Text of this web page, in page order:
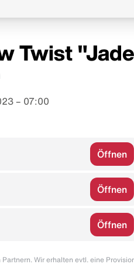
Twist
– 07:00
Öffnen
Öffnen
Öffnen
Wir erhalten evtl. eine